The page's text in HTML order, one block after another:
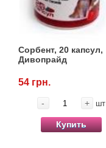
Сорбент, 20 капсул,
Дивопрайд
54 грн.
- + шт
Купить
Товари для голубів
Товари для гризунів
Товари для коней
Товари для людей